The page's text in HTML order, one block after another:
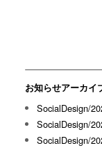
お知らせアーカイ
SocialDesign/
SocialDesign/
SocialDesign/